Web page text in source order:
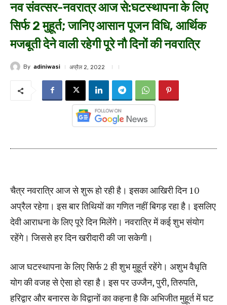
नव संवत्सर-नवरात्र आज से:घटस्थापना के लिए
सिर्फ 2 मुहूर्त; जानिए आसान पूजन विधि, आर्थिक
मजबूती देने वाली रहेगी पूरे नौ दिनों की नवरात्रि
By adiniwasi अप्रैल 2, 2022
चैत्र नवरात्रि आज से शुरू हो रही है। इसका आखिरी दिन 10
अप्रैल रहेगा। इस बार तिथियों का गणित नहीं बिगड़ रहा है। इसलिए
देवी आराधना के लिए पूरे दिन मिलेंगे। नवरात्रि में कई शुभ संयोग
रहेंगे। जिससे हर दिन खरीदारी की जा सकेगी।
आज घटस्थापना के लिए सिर्फ 2 ही शुभ मुहूर्त रहेंगे। अशुभ वैधृति
योग की वजह से ऐसा हो रहा है। इस पर उज्जैन, पुरी, तिरुपति,
हरिद्वार और बनारस के विद्वानों का कहना है कि अभिजीत मुहूर्त में घट